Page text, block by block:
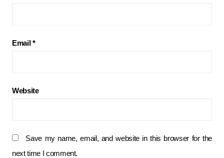
Email*
Website
Save my name, email, and website in this browser for the
next time I comment.